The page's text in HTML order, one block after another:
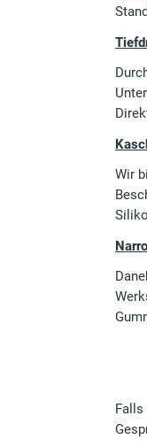
Wir
Falls